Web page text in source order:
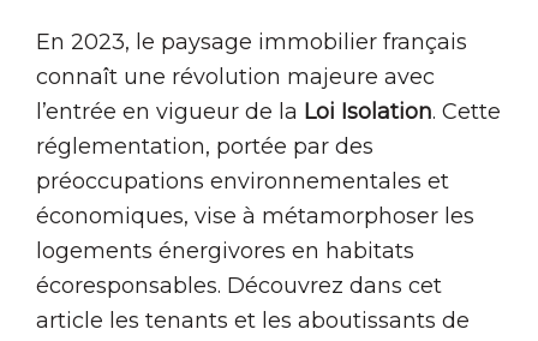
En 2023, le paysage immobilier français
connaît une révolution majeure avec
l’entrée en vigueur de la Loi Isolation. Cette
réglementation, portée par des
préoccupations environnementales et
économiques, vise à métamorphoser les
logements énergivores en habitats
écoresponsables. Découvrez dans cet
article les tenants et les aboutissants de